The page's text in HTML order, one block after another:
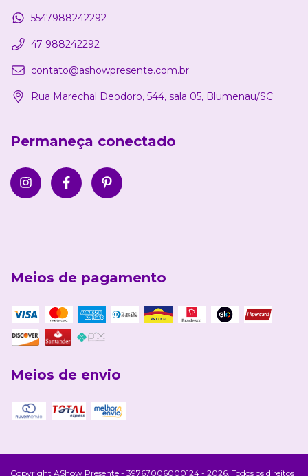
5547988242292
47 988242292
contato@ashowpresente.com.br
Rua Marechal Deodoro, 544, sala 05, Blumenau/SC
Permaneça conectado
Meios de pagamento
Meios de envio
Copyright AShow Presente - 39767006000124 - 2026. Todos os direitos